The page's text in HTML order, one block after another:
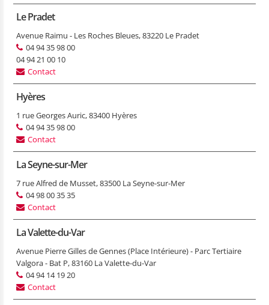
Le Pradet
Avenue Raimu - Les Roches Bleues, 83220 Le Pradet
04 94 35 98 00
04 94 21 00 10
Contact
Hyères
1 rue Georges Auric, 83400 Hyères
04 94 35 98 00
Contact
La Seyne-sur-Mer
7 rue Alfred de Musset, 83500 La Seyne-sur-Mer
04 98 00 35 35
Contact
La Valette-du-Var
Avenue Pierre Gilles de Gennes (Place Intérieure) - Parc Tertiaire
Valgora - Bat P, 83160 La Valette-du-Var
04 94 14 19 20
Contact